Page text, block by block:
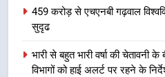
8
भारी
देहरादून में
459 करोड़ से एचएनबी गढ़वाल
सुदृढ
भारी से बहुत भारी वर्षा की चेतावनी
विभागों को हाई अलर्ट पर रहने के